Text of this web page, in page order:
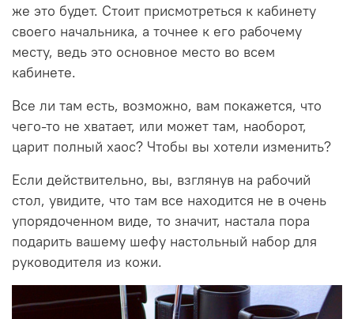
же это будет. Стоит присмотреться к кабинету
своего начальника, а точнее к его рабочему
месту, ведь это основное место во всем
кабинете.
Все ли там есть, возможно, вам покажется, что
чего-то не хватает, или может там, наоборот,
царит полный хаос? Чтобы вы хотели изменить?
Если действительно, вы, взглянув на рабочий
стол, увидите, что там все находится не в очень
упорядоченном виде, то значит, настала пора
подарить вашему шефу настольный набор для
руководителя из кожи.